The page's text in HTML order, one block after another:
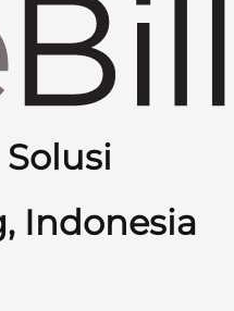
Indonesia